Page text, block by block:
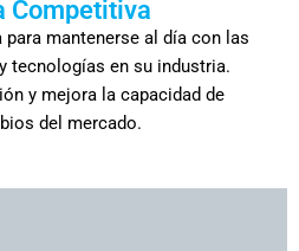
Competitiva
mantenerse al día con las
tecnologías en su industria.
y mejora la capacidad de
del mercado.